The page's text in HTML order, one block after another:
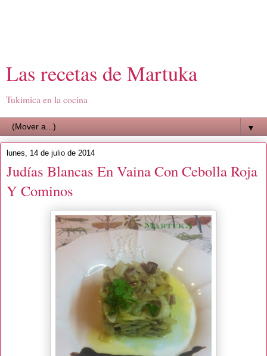
Las recetas de Martuka
Tukimica en la cocina
▼
lunes, 14 de julio de 2014
Judías Blancas En Vaina Con Cebolla Roja
Y Cominos